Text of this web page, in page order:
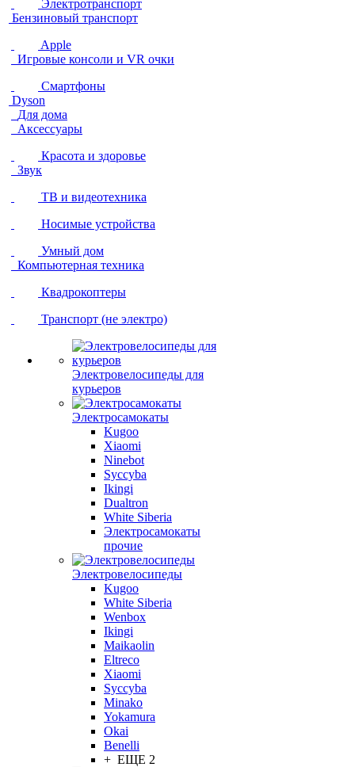
Электротранспорт
Бензиновый транспорт
Apple
Игровые консоли и VR очки
Смартфоны
Dyson
Для дома
Аксессуары
Красота и здоровье
Звук
ТВ и видеотехника
Носимые устройства
Умный дом
Компьютерная техника
Квадрокоптеры
Транспорт (не электро)
Электровелосипеды для
курьеров
Электросамокаты
Kugoo
Xiaomi
Ninebot
Syccyba
Ikingi
Dualtron
White Siberia
Электросамокаты
прочие
Электровелосипеды
Kugoo
White Siberia
Wenbox
Ikingi
Maikaolin
Eltreco
Xiaomi
Syccyba
Minako
Yokamura
Okai
Benelli
+ ЕЩЕ 2